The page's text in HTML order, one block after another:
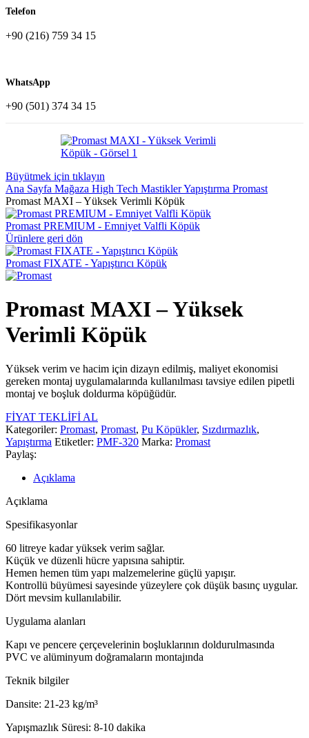
Telefon
+90 (216) 759 34 15
WhatsApp
+90 (501) 374 34 15
Büyütmek için tıklayın
Ana Sayfa Mağaza High Tech MastiklerYapıştırma Promast
Promast MAXI – Yüksek Verimli Köpük
Promast PREMIUM - Emniyet Valfli Köpük
Ürünlere geri dön
Promast FIXATE - Yapıştırıcı Köpük
Promast MAXI – Yüksek
Verimli Köpük
Yüksek verim ve hacim için dizayn edilmiş, maliyet ekonomisi
gereken montaj uygulamalarında kullanılması tavsiye edilen pipetli
montaj ve boşluk doldurma köpüğüdür.
FİYAT TEKLİFİ AL
Kategoriler: Promast, Promast, Pu Köpükler, Sızdırmazlık,
Yapıştırma Etiketler: PMF-320 Marka: Promast
Paylaş:
Açıklama
Açıklama
Spesifikasyonlar
60 litreye kadar yüksek verim sağlar.
Küçük ve düzenli hücre yapısına sahiptir.
Hemen hemen tüm yapı malzemelerine güçlü yapışır.
Kontrollü büyümesi sayesinde yüzeylere çok düşük basınç uygular.
Dört mevsim kullanılabilir.
Uygulama alanları
Kapı ve pencere çerçevelerinin boşluklarının doldurulmasında
PVC ve alüminyum doğramaların montajında
Teknik bilgiler
Dansite: 21-23 kg/m³
Yapışmazlık Süresi: 8-10 dakika